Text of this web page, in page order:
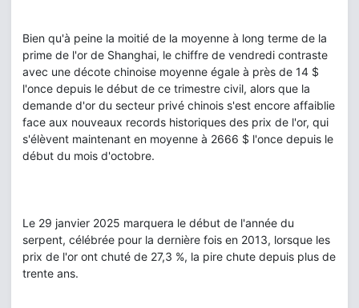
Bien qu'à peine la moitié de la moyenne à long terme de la
prime de l'or de Shanghai, le chiffre de vendredi contraste
avec une décote chinoise moyenne égale à près de 14 $
l'once depuis le début de ce trimestre civil, alors que la
demande d'or du secteur privé chinois s'est encore affaiblie
face aux nouveaux records historiques des prix de l'or, qui
s'élèvent maintenant en moyenne à 2666 $ l'once depuis le
début du mois d'octobre.
Le 29 janvier 2025 marquera le début de l'année du
serpent, célébrée pour la dernière fois en 2013, lorsque les
prix de l'or ont chuté de 27,3 %, la pire chute depuis plus de
trente ans.